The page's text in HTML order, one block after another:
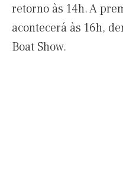
retorno às 14h. A
acontecerá às 16h,
Boat Show.